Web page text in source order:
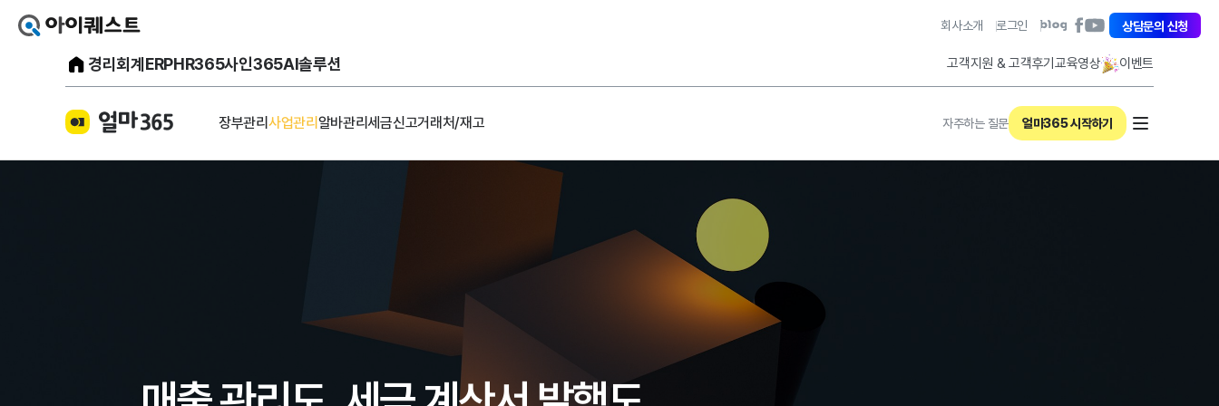
회사소개 로그인 아이퀘스트 블로그 바로가기
아이퀘스트 페이스북 바로가기
아이퀘스트 유튜브 바로가기
상담문의 신청
아이퀘스트 메인 홈페이지
경리회계 ERPHR365사인365AI솔루션 고객지원 & 고객후기교육영상 이벤트
장부관리 사업관리 알바관리 세금신고거래처/재고 자주하는 질문 얼마365 시작하기